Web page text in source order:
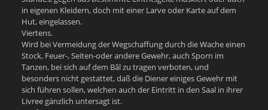
in eigenen Kleidern, doch mit einer Larve oder Karte auf dem
Hut, eingelassen.
Viertens.
Wird bei Vermeidung der Wegschaffung durch die Wache einen
Stock, Feuer-, Seiten-oder andere Gewehr, auch Sporn im
Tanzen, bei sich auf dem Bâl zu tragen verboten, und
besonders nicht gestattet, daß die Diener einiges Gewehr mit
sich führen sollen, welchen auch der Eintritt in den Saal in ihrer
Livree gänzlich untersagt ist.